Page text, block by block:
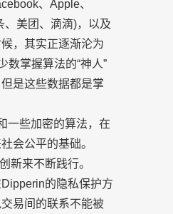
、Apple、
、美团、滴滴)，以及
，其实正逐渐沦为
数掌握算法的“神人”
是这些数据都是掌
一些加密的算法，在
会公平的基础。
新来不断践行。
的隐私保护方
易间的联系不能被